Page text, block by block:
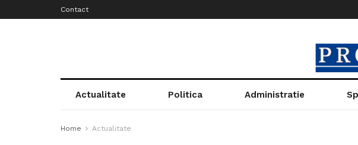
Contact
Actualitate Politica Administratie
Home Actualitate